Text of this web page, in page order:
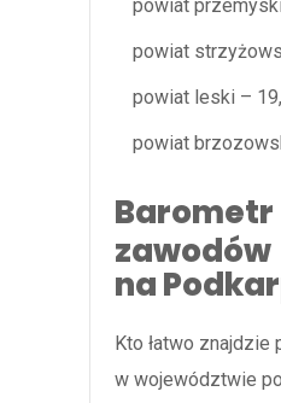
powiat
powiat
powiat leski –
powiat
Barometr
zawodów
na
Kto łatwo znajdzie
w województwie